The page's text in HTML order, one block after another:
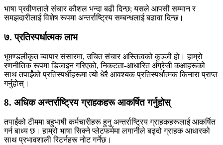
भाषा प्रवीणताले संचार कौशल भन्दा बढी दिन्छ; यसले आपसी सम्मान र
समझदारीलाई विशेष रूपमा अन्तर्राष्ट्रिय सम्बन्धलाई बढावा दिन्छ।
७. प्रतिस्पर्धात्मक लाभ
भूमण्डलीकृत व्यापार संसारमा, उचित संचार अस्तित्वको कुञ्जी हो। हाम्रो
रणनीतिक रूपमा डिजाइन गरिएको, निकटता-आधारित अंग्रेजी कक्षाहरूको
साथ तपाईंको प्रतिस्पर्धीहरूमा त्यो धेरै आवश्यक प्रतिस्पर्धात्मक किनारा प्राप्त
गर्नुहोस्।
8. अधिक अन्तर्राष्ट्रिय ग्राहकहरू आकर्षित गर्नुहोस्
तपाईंको टीममा बहुभाषी कर्मचारीहरू हुनु अन्तर्राष्ट्रिय ग्राहकहरूलाई आकर्षित
गर्न बाध्य छ। हाम्रो भाषा सिक्ने प्लेटफर्ममा लगानीले बढ्दो ग्राहक आधारको
साथ प्रभावशाली रिटर्नहरू नोट गर्नेछ।